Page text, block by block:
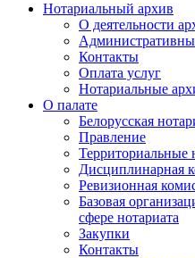
Нотариальный архив
О деятельности
Контакты
Оплата услуг
Нотариальные
О палате
Белорусская
Правление
Территориальные
Дисциплинарная
Ревизионная
Базовая
сфере нотариата
Закупки
Контакты